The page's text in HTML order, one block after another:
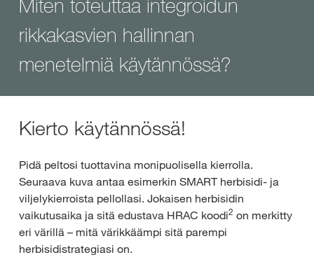
Miten toteuttaa integroidun
rikkakasvien hallinnan
menetelmiä käytännössä?
Kierto käytännössä!
Pidä peltosi tuottavina monipuolisella kierrolla.
Seuraava kuva antaa esimerkin SMART herbisidi- ja
viljelykierroista pellollasi. Jokaisen herbisidin
vaikutusaika ja sitä edustava HRAC koodi2 on merkitty
eri värillä – mitä värikkäämpi sitä parempi
herbisidistrategiasi on.